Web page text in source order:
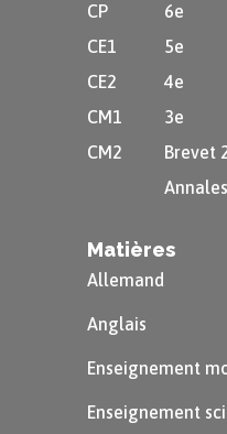
CP
CE1
CE2
CM1
CM2
6e
5e
4e
3e
Brevet
Matières
Allemand
Anglais
Enseignement
Enseignement